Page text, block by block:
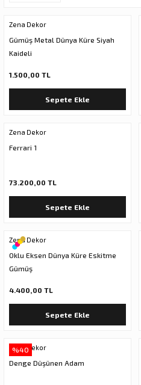
Zena Dekor
Gümüş Metal Dünya Küre Siyah
Kaideli
1.500,00 TL
Sepete Ekle
Zena Dekor
Ferrari 1
73.200,00 TL
Sepete Ekle
Zena Dekor
Oklu Eksen Dünya Küre Eskitme
Gümüş
4.400,00 TL
Sepete Ekle
%40
Zena Dekor
Denge Düşünen Adam